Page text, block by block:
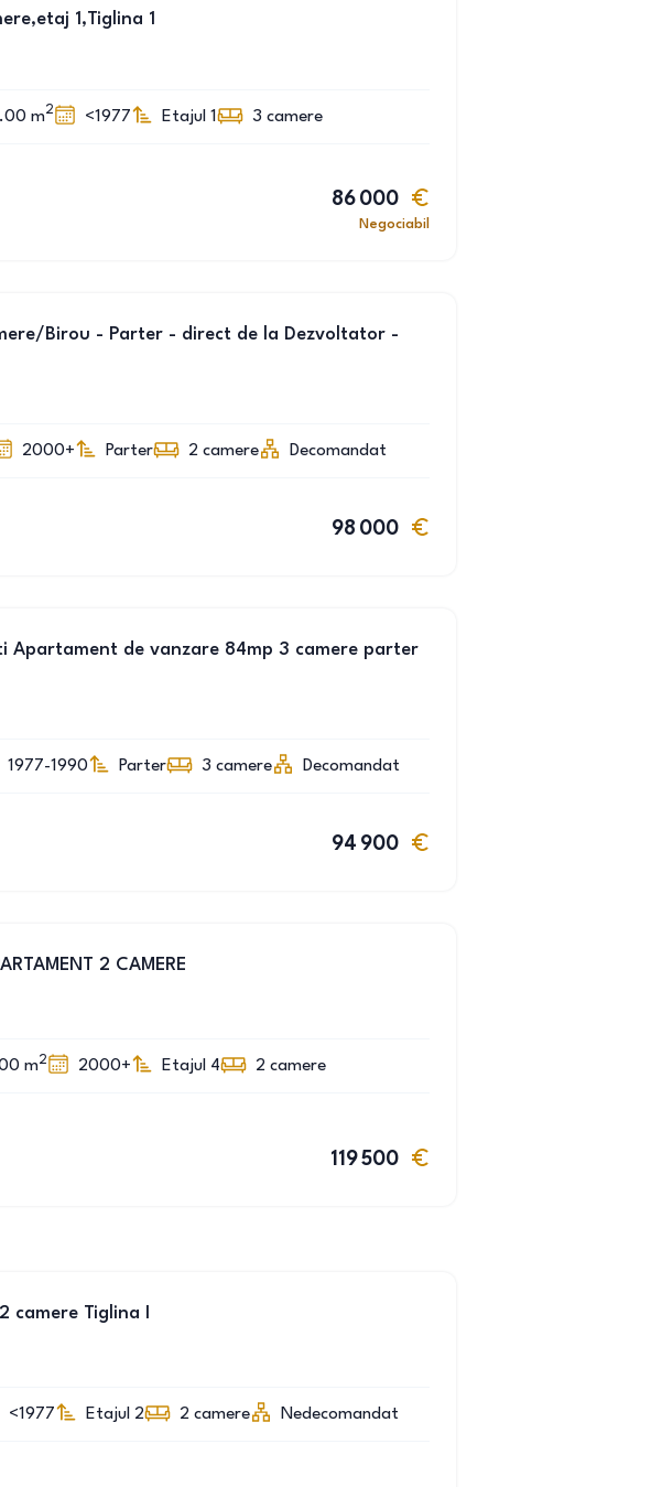
1,Tiglina 1
m2 <1977 Etajul 1 3 camere
86 000
Negociabil
Birou - Parter - direct de la Dezvoltator -
2000+ Parter 2 camere Decomandat
98 000
Apartament de vanzare 84mp 3 camere parter
1977-1990 Parter 3 camere Decomandat
94 900
2 CAMERE
m2 2000+ Etajul 4 2 camere
119 500
Tiglina I
<1977 Etajul 2 2 camere Nedecomandat